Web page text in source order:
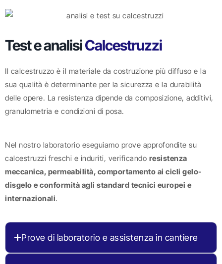
Test e analisiCalcestruzzi
Il calcestruzzo è il materiale da costruzione più diffuso e la
sua qualità è determinante per la sicurezza e la durabilità
delle opere. La resistenza dipende da composizione, additivi,
granulometria e condizioni di posa.
Nel nostro laboratorio eseguiamo prove approfondite su
calcestruzzi freschi e induriti, verificando resistenza
meccanica, permeabilità, comportamento ai cicli gelo-
disgelo e conformità agli standard tecnici europei e
internazionali.
Prove di laboratorio e assistenza in cantiere